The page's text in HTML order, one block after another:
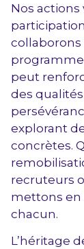
Nos
collaborons
peut
des
explorant
concrètes.
recruteurs
mettons en
chacun.
L’héritage